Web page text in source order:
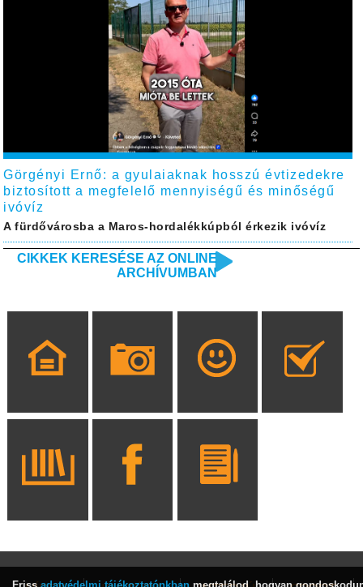
Görgényi Ernő: a gyulaiaknak hosszú évtizedekre
biztosított a megfelelő mennyiségű és minőségű
ivóvíz
A fürdővárosba a Maros-hordalékkúpból érkezik ivóvíz
CIKKEK KERESÉSE AZ ONLINE
ARCHÍVUMBAN